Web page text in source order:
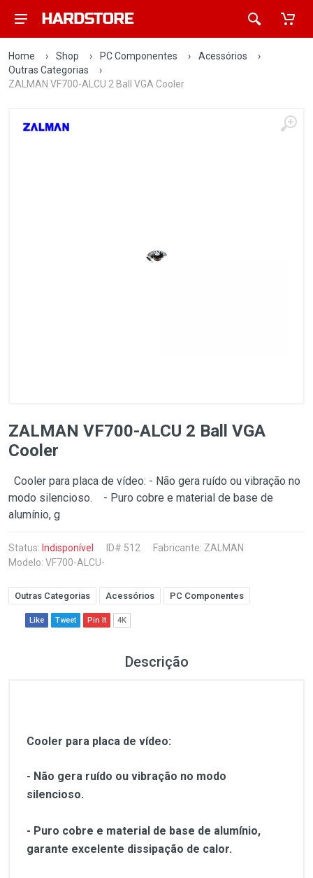
Home › Shop › PC Componentes › Acessórios
›
Outras Categorias
›
ZALMAN VF700-ALCU 2 Ball VGA Cooler
ZALMAN VF700-ALCU 2 Ball VGA
Cooler
Cooler para placa de vídeo: - Não gera ruído ou vibração no
modo silencioso. - Puro cobre e material de base de
alumínio, g
Status: Indisponível ID# 512 Fabricante: ZALMAN
Modelo: VF700-ALCU-
Outras Categorias Acessórios PC Componentes
Like Tweet Pin It 4K
Descrição
Cooler para placa de vídeo:
- Não gera ruído ou vibração no modo
silencioso.
- Puro cobre e material de base de alumínio,
garante excelente dissipação de calor.